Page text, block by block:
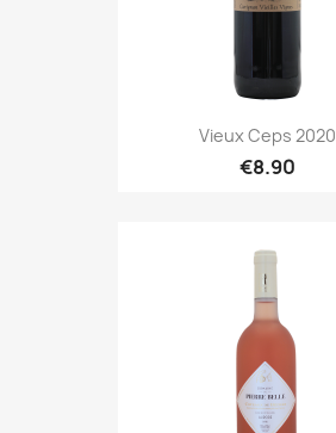
Vieux Ceps 2020
€8.90